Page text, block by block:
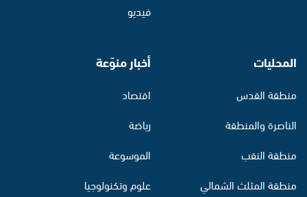
فيديو
المحليات
منطقة القدس
الناصرة والمنطقة
منطقة النقب
منطقة المثلث الشمالي
أخبار منوّعة
اقتصاد
رياضة
الموسوعة
علوم وتكنولوجيا